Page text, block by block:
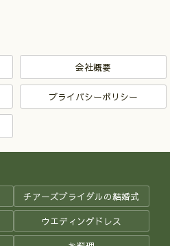
会社概要
プライバシーポリシー
チアーズブライダルの結婚式
ウエディングドレス